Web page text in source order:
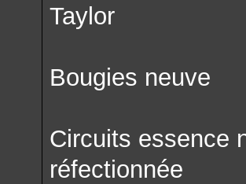
Taylor
Bougies neuve
Circuits essence
réfectionnée